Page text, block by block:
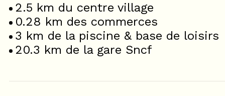
2.5 km du centre village
0.28 km des commerces
3 km de la piscine & base de loisirs
20.3 km de la gare Sncf